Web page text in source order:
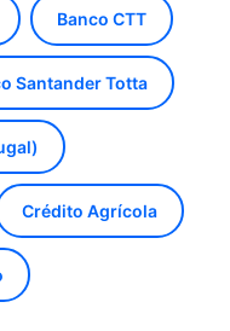
Banco CTT
Santander Totta
Crédito Agrícola